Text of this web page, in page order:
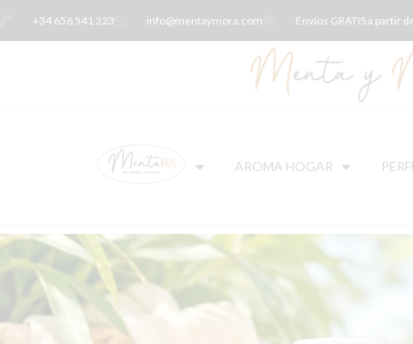
+34 656 541 223 info@mentaymora.com Envíos GRATIS a partir
AROMA HOGAR